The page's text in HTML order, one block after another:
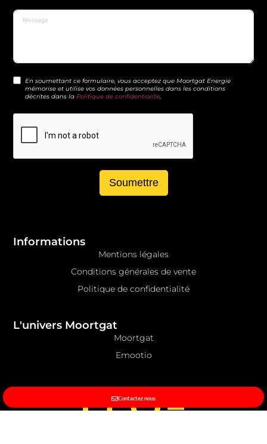
Contactez nous
Informations
Mentions légales
Conditions générales de vente
Politique de confidentialité
L'univers Moortgat
Moortgat
Emootio
En soumettant ce formulaire, vous acceptez que Moortgat Energie
mémorise et utilise vos données personnelles dans les conditions
décrites dans laPolitique de confidentialité.
Soumettre